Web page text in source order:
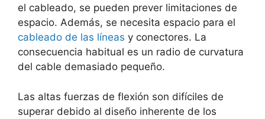
el cableado, se pueden prever limitaciones de
espacio. Además, se necesita espacio para el
cableado de las líneas y conectores. La
consecuencia habitual es un radio de curvatura
del cable demasiado pequeño.
Las altas fuerzas de flexión son difíciles de
superar debido al diseño inherente de los